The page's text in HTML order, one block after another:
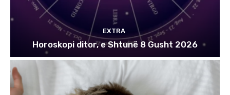
EXTRA
Horoskopi ditor, e Shtunë 8 Gusht 2026